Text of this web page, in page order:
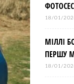
18/01/
МІЛЛІ
ПЕРШУ
18/01/